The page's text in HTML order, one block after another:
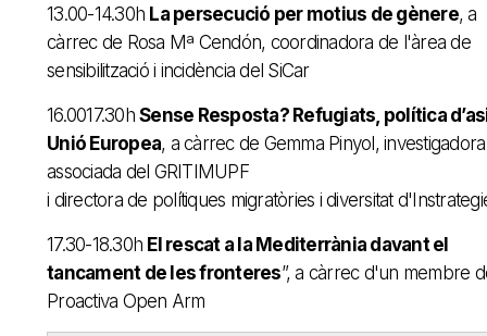
13.00-14.30h La persecució per motius de gènere, a
càrrec de Rosa Mª Cendón, coordinadora de l'àrea de
sensibilització i incidència del SiCar
16.0017.30h Sense Resposta? Refugiats, política
Unió Europea, a càrrec de Gemma Pinyol, investigadora
associada del GRITIMUPF
i directora de polítiques migratòries i diversitat
17.30-18.30h El rescat a la Mediterrània davant el
tancament de les fronteres”, a càrrec d'un membre
Proactiva Open Arm